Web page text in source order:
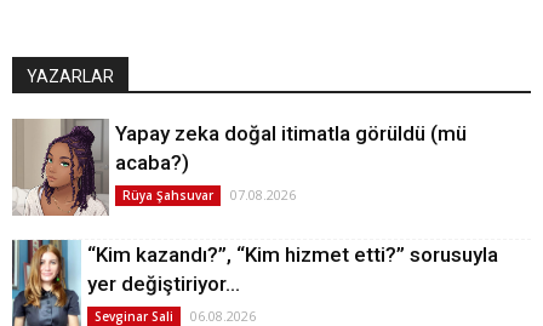
YAZARLAR
Yapay zeka doğal itimatla görüldü (mü
acaba?)
Rüya Şahsuvar 07.08.2026
“Kim kazandı?”, “Kim hizmet etti?” sorusuyla
yer değiştiriyor…
Sevginar Sali 06.08.2026